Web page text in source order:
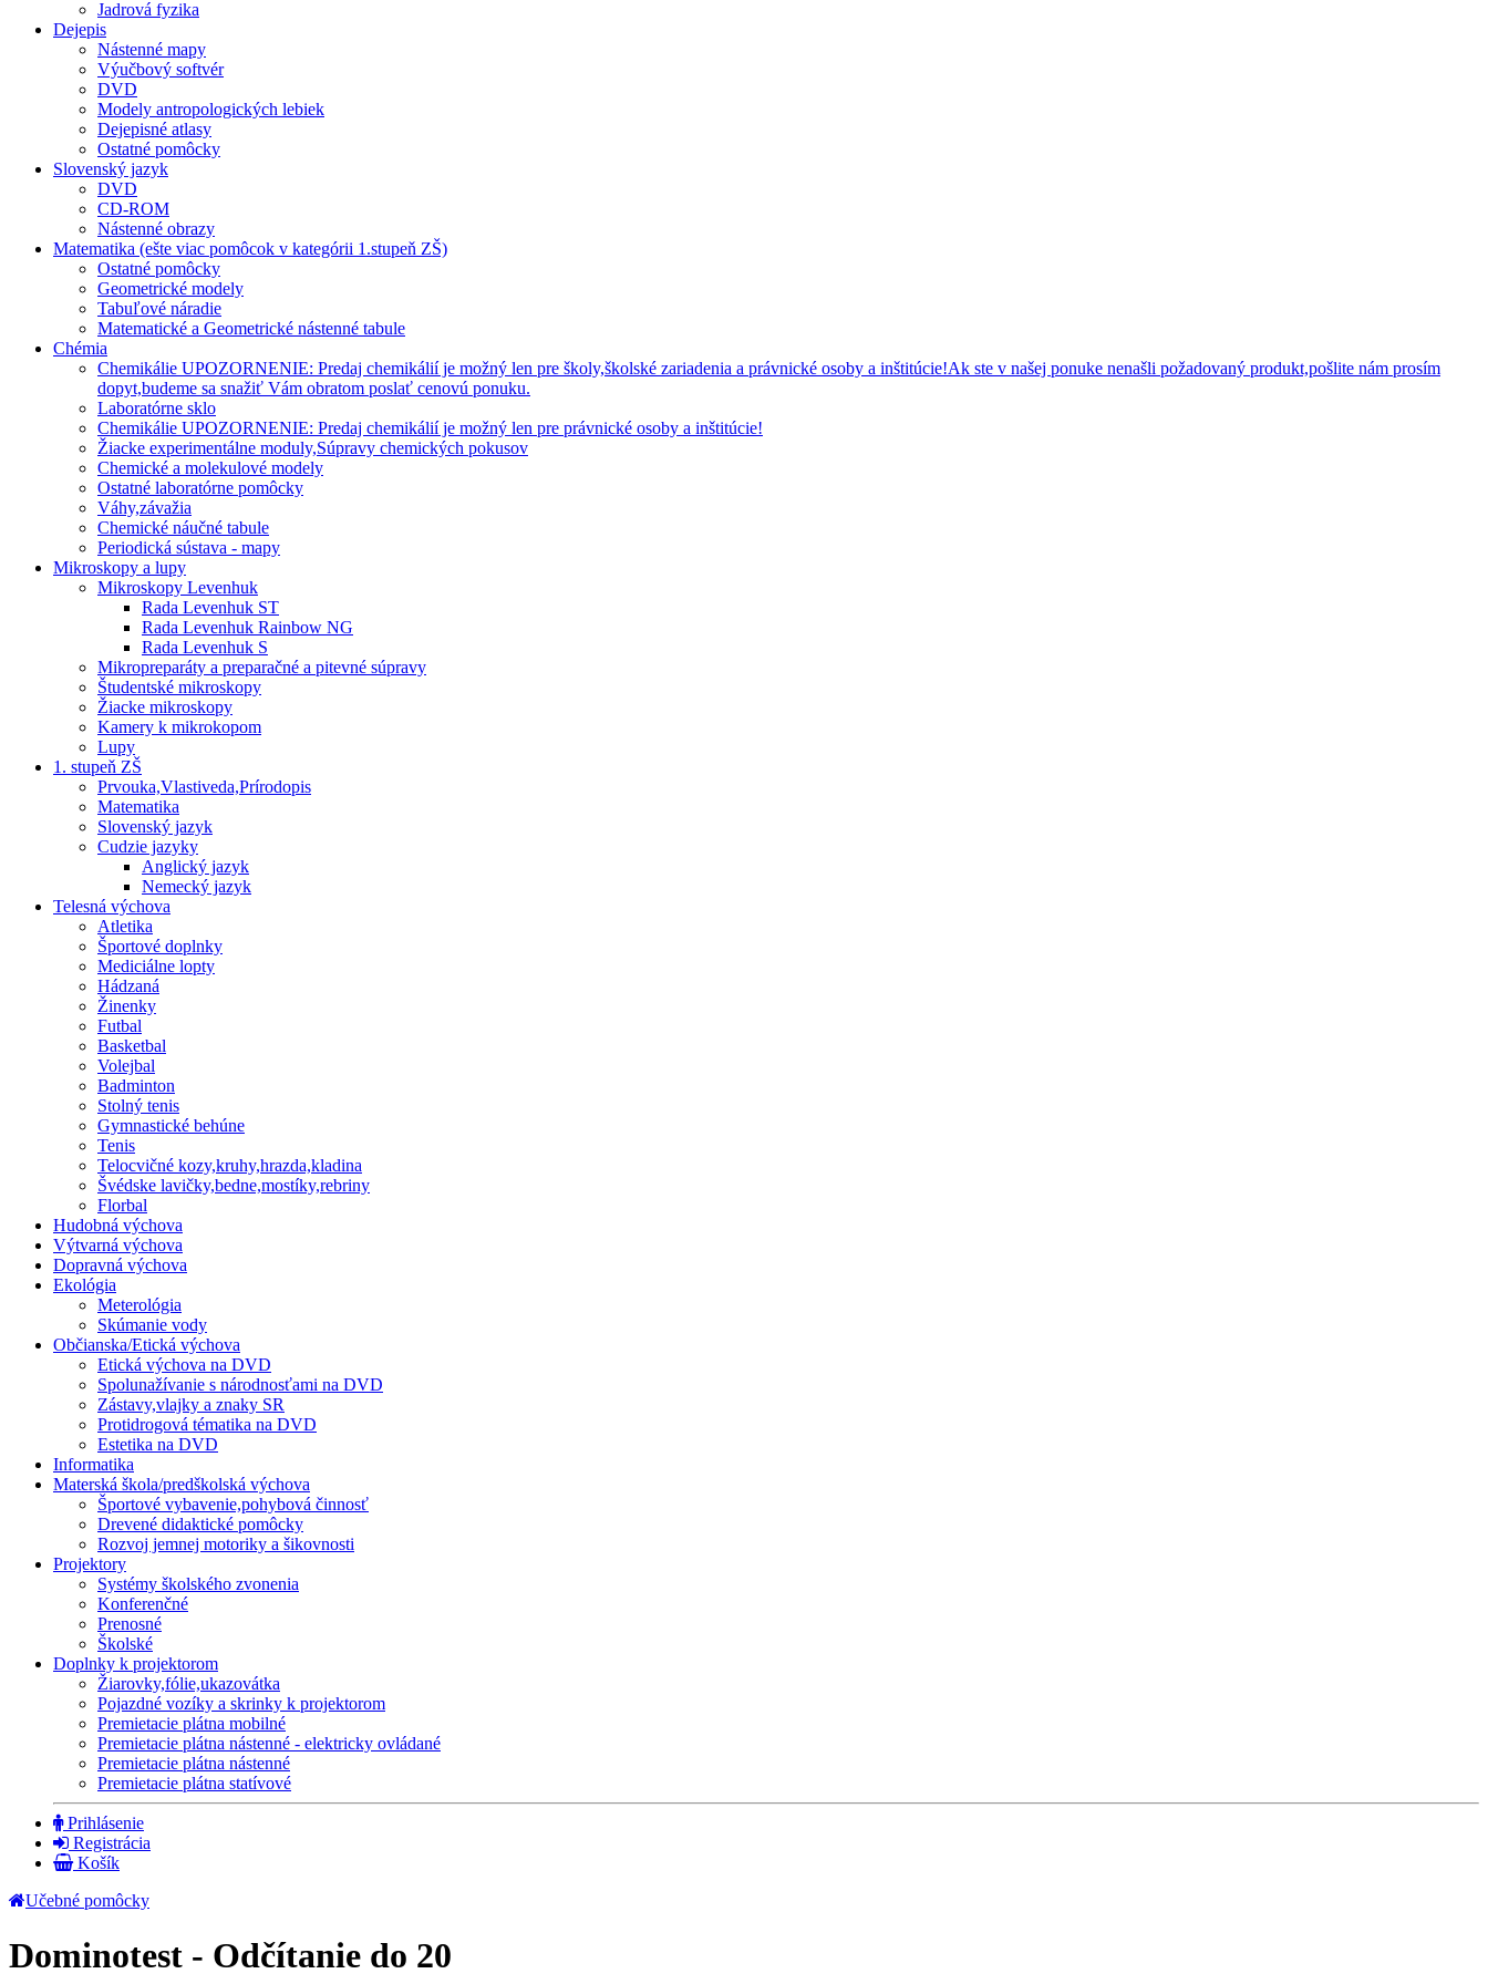
Jadrová fyzika
Dejepis
Nástenné mapy
Výučbový softvér
DVD
Modely antropologických lebiek
Dejepisné atlasy
Ostatné pomôcky
Slovenský jazyk
DVD
CD-ROM
Nástenné obrazy
Matematika (ešte viac pomôcok v kategórii 1.stupeň ZŠ)
Ostatné pomôcky
Geometrické modely
Tabuľové náradie
Matematické a Geometrické nástenné tabule
Chémia
Chemikálie UPOZORNENIE: Predaj chemikálií je možný len pre školy,školské zariadenia a právnické osoby a inštitúcie!Ak ste v našej ponuke nenašli požadovaný produkt,pošlite nám prosím
dopyt,budeme sa snažiť Vám obratom poslať cenovú ponuku.
Laboratórne sklo
Chemikálie UPOZORNENIE: Predaj chemikálií je možný len pre právnické osoby a inštitúcie!
Žiacke experimentálne moduly,Súpravy chemických pokusov
Chemické a molekulové modely
Ostatné laboratórne pomôcky
Váhy,závažia
Chemické náučné tabule
Periodická sústava - mapy
Mikroskopy a lupy
Mikroskopy Levenhuk
Rada Levenhuk ST
Rada Levenhuk Rainbow NG
Rada Levenhuk S
Mikropreparáty a preparačné a pitevné súpravy
Študentské mikroskopy
Žiacke mikroskopy
Kamery k mikrokopom
Lupy
1. stupeň ZŠ
Prvouka,Vlastiveda,Prírodopis
Matematika
Slovenský jazyk
Cudzie jazyky
Anglický jazyk
Nemecký jazyk
Telesná výchova
Atletika
Športové doplnky
Mediciálne lopty
Hádzaná
Žinenky
Futbal
Basketbal
Volejbal
Badminton
Stolný tenis
Gymnastické behúne
Tenis
Telocvičné kozy,kruhy,hrazda,kladina
Švédske lavičky,bedne,mostíky,rebriny
Florbal
Hudobná výchova
Výtvarná výchova
Dopravná výchova
Ekológia
Meterológia
Skúmanie vody
Občianska/Etická výchova
Etická výchova na DVD
Spolunažívanie s národnosťami na DVD
Zástavy,vlajky a znaky SR
Protidrogová tématika na DVD
Estetika na DVD
Informatika
Materská škola/predškolská výchova
Športové vybavenie,pohybová činnosť
Drevené didaktické pomôcky
Rozvoj jemnej motoriky a šikovnosti
Projektory
Systémy školského zvonenia
Konferenčné
Prenosné
Školské
Doplnky k projektorom
Žiarovky,fólie,ukazovátka
Pojazdné vozíky a skrinky k projektorom
Premietacie plátna mobilné
Premietacie plátna nástenné - elektricky ovládané
Premietacie plátna nástenné
Premietacie plátna statívové
Prihlásenie
Registrácia
Košík
Učebné pomôcky
Dominotest - Odčítanie do 20